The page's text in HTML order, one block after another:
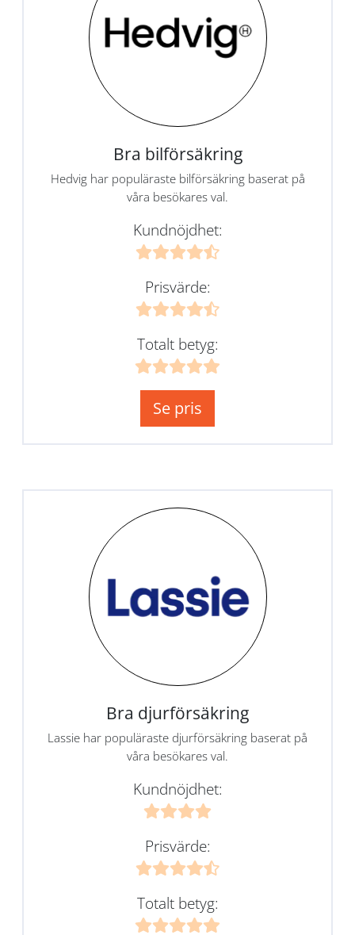
Bra bilförsäkring
Hedvig har populäraste bilförsäkring baserat på
våra besökares val.
Kundnöjdhet:
Prisvärde:
Totalt betyg:
Se pris
Bra djurförsäkring
Lassie har populäraste djurförsäkring baserat på
våra besökares val.
Kundnöjdhet:
Prisvärde:
Totalt betyg: